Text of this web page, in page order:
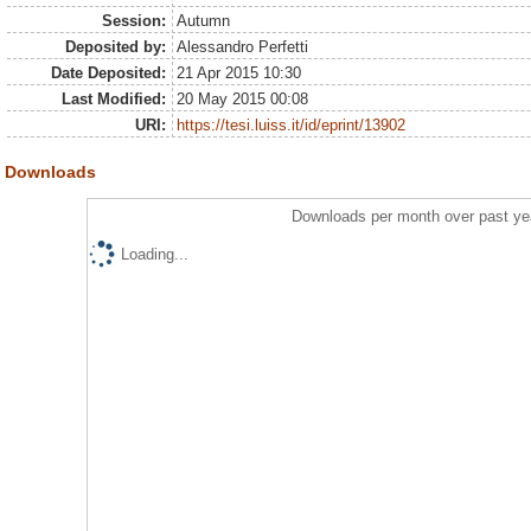
Session:
Autumn
Deposited by:
Alessandro Perfetti
Date Deposited:
21 Apr 2015 10:30
Last Modified:
20 May 2015 00:08
URI:
https://tesi.luiss.it/id/eprint/13902
Downloads
Downloads per month over past
Loading...